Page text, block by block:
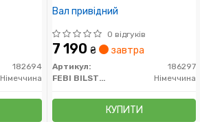
182694
Німеччина
Вал привідний
0 відгуків
7 190 ₴ завтра
Артикул:
186297
FEBI BILSTEIN
Німеччина
КУПИТИ